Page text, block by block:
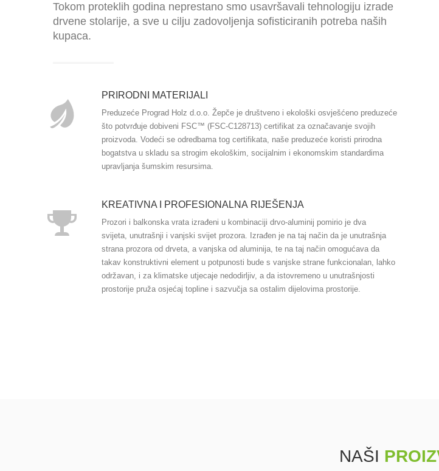
Tokom proteklih godina neprestano smo usavršavali tehnologiju izrade
drvene stolarije, a sve u cilju zadovoljenja sofisticiranih potreba naših
kupaca.
PRIRODNI MATERIJALI
Preduzeće Prograd Holz d.o.o. Žepče je društveno i ekološki osvješćeno preduzeće
što potvrđuje dobiveni FSC™ (FSC-C128713) certifikat za označavanje svojih
proizvoda. Vodeći se odredbama tog certifikata, naše preduzeće koristi prirodna
bogatstva u skladu sa strogim ekološkim, socijalnim i ekonomskim standardima
upravljanja šumskim resursima.
KREATIVNA I PROFESIONALNA RIJEŠENJA
Prozori i balkonska vrata izrađeni u kombinaciji drvo-aluminij pomirio je dva
svijeta, unutrašnji i vanjski svijet prozora. Izrađen je na taj način da je unutrašnja
strana prozora od drveta, a vanjska od aluminija, te na taj način omogućava da
takav konstruktivni element u potpunosti bude s vanjske strane funkcionalan, lahko
održavan, i za klimatske utjecaje nedodirljiv, a da istovremeno u unutrašnjosti
prostorije pruža osjećaj topline i sazvučja sa ostalim dijelovima prostorije.
NAŠI